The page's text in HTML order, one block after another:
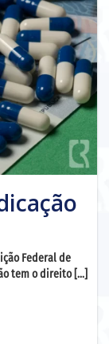
Federal de
tem o direito […]